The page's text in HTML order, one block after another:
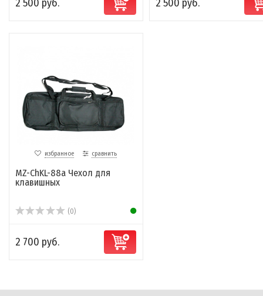
2 500 руб. 2 500 руб.
избранное сравнить
MZ-ChKL-88а Чехол для
клавишных
(0)
2 700 руб.